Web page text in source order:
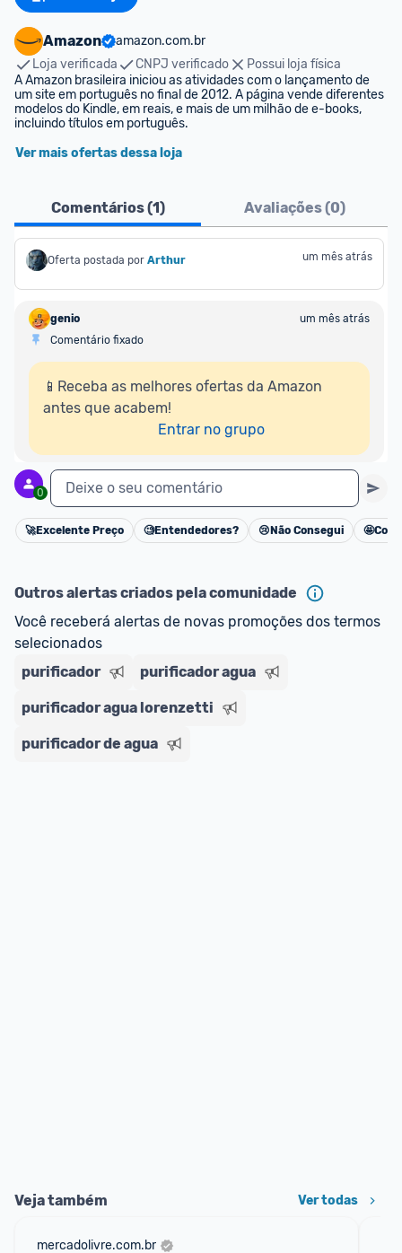
Amazon
amazon.com.br
Loja verificada
CNPJ verificado
Possui loja física
A Amazon brasileira iniciou as atividades com o lançamento de
um site em português no final de 2012. A página vende diferentes
modelos do Kindle, em reais, e mais de um milhão de e-books,
incluindo títulos em português.
Ver mais ofertas dessa loja
Comentários (1) Avaliações (0)
Oferta postada por Arthur um mês atrás
genio
um mês atrás
Comentário fixado
📱Receba as melhores ofertas da Amazon
antes que acabem!
Entrar no grupo
0 Deixe o seu comentário
Cancelar
🚀Excelente Preço 🧐Entendedores? 😢 Não Consegui 🤩
Outros alertas criados pela comunidade
Você receberá alertas de novas promoções dos termos
selecionados
purificador
purificador agua
purificador agua lorenzetti
purificador de agua
Veja também Ver todas
mercadolivre.com.br